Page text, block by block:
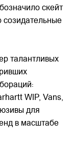
скейт
созидательные
талантливых
WIP, Vans,
для
в масштабе